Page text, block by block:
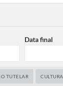
Data final
TUTELAR CULTURA